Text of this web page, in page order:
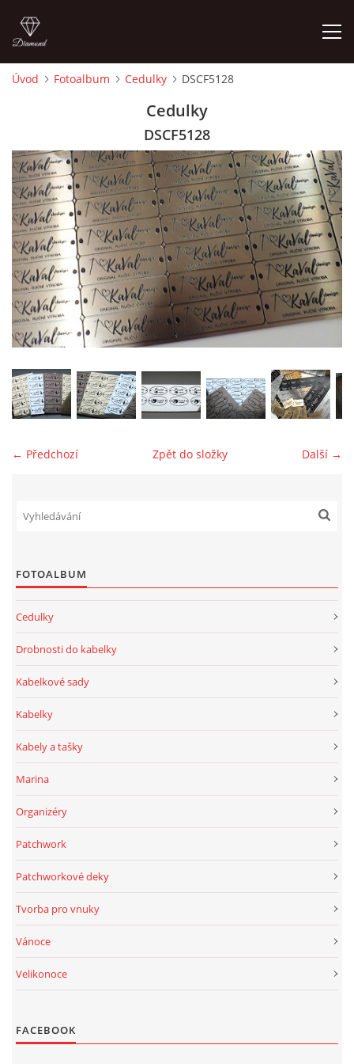
CEDULKY
MOJE POSLEDNÍ PRÁCE
jk-laguna@seznam.cz
Úvod Fotoalbum Cedulky DSCF5128
Cedulky
DSCF5128
← Předchozí Další →
Zpět do složky
FOTOALBUM
Cedulky
Drobnosti do kabelky
Kabelkové sady
Kabelky
Kabely a tašky
Marina
Organizéry
Patchwork
Patchworkové deky
Tvorba pro vnuky
Vánoce
Velikonoce
FACEBOOK